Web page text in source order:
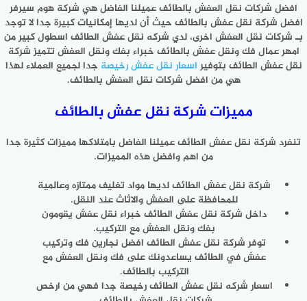
افضل شركات نقل العفش بالطائف عميلنا الفاضل هي شركة هوم سيرفر
افضل شركة نقل عفش بالطائف حيث أن لديها إمكانيات كبيرة جدا لا توجد
بـ شركات نقل العفش اخرى، لدي شركه نقل عفش الطائف اسطول كبير من
امهر عمال فك ونقل عفش بالطائف خبراء بفك ونقل العفش تتميز شركة
نقل عفش الطائف بتوفيراسعار نقل عفش رخيصة جدا لجميع العملاء لهذا
هي من افضل شركات نقل العفش بالطائف.
مميزات شركة نقل عفش بالطائف
تنفرد شركة نقل عفش الطائف عميلنا الفاضل بامتلاكها مميزات كثيرة جدا
من اهم وافضل هذه المميزات.
شركة نقل عفش الطائف لديها مواد تغليف ممتازه وعالمية
للمحافظة على العفش والاثاث عند النقل.
داخل شركة نقل عفش الطائف خبراء نقل عفش يقومون
بفك ونقل العفش مع التركيب.
توفر شركة نقل عفش الطائف افضل نجارين فك وتركيب
عفش في الطائف يساعدونك على فك ونقل العفش مع
التركيب بالطائف.
اسعار شركه نقل عفش الطائف رخيصة جدا فهي من ارخص